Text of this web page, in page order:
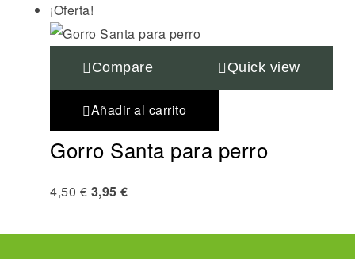
¡Oferta!
Compare Quick view
Añadir al carrito
Gorro Santa para perro
4,50€ 3,95 €